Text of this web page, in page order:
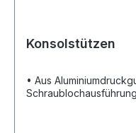
Konsolstützen
• Aus